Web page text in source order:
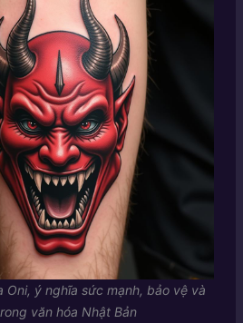
Oni, ý nghĩa sức mạnh, bảo vệ và
văn hóa Nhật Bản